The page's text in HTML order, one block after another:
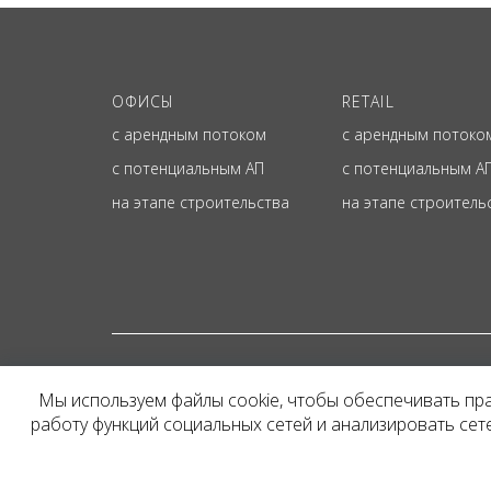
ОФИСЫ
с арендным потоком
с потенциальным АП
на этапе строительства
RETAIL
с арендным
с потенциальным
на этапе
Представленная на
и не является
Мы используем файлы cookie, чтобы обеспечивать
работу функций социальных сетей и анализировать